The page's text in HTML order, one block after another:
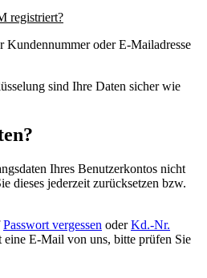
registriert?
Kundennummer oder E-Mailadresse
sind Ihre Daten sicher wie
Ihres Benutzerkontos nicht
dieses jederzeit zurücksetzen bzw.
Passwort vergessen oderKd.-Nr.
eine E-Mail von uns, bitte prüfen Sie